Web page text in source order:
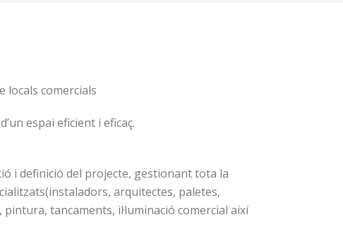
locals comercials
espai eficient i eficaç.
i definició del projecte, gestionant tota la
arquitectes, paletes,
tancaments, il·luminació comercial així